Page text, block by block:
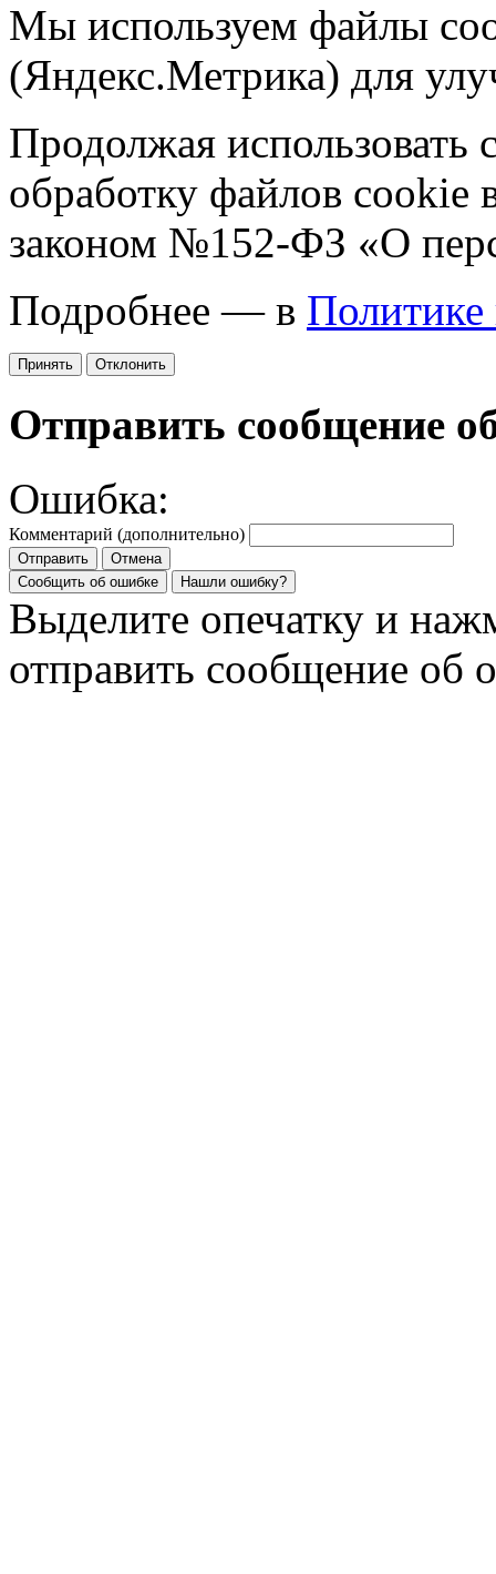
Мы используем файлы
(Яндекс.Метрика) для
Продолжая использовать
обработку файлов cookie
законом №152-ФЗ «О
Подробнее — в Политике
Принять Отклонить
Отправить сообщение
Ошибка:
Комментарий (дополнительно)
Отправить
Отмена
Сообщить об ошибке
Нашли ошибку?
Выделите опечатку и
отправить сообщение об